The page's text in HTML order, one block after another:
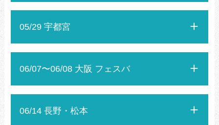
05/29 宇都宮
06/07〜06/08 大阪 フェスバ
06/14 長野・松本